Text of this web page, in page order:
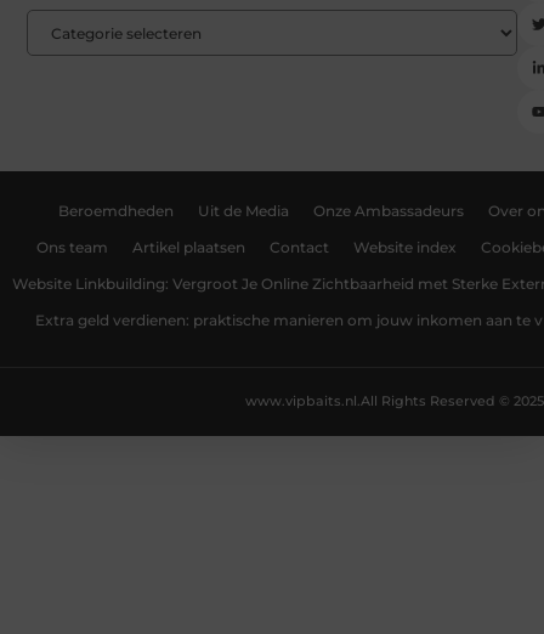
Beroemdheden Uit de Media Onze Ambassadeurs Over
Ons team Artikel plaatsen Contact Website index
Website Linkbuilding: Vergroot Je Online Zichtbaarheid met Sterke
Extra geld verdienen: praktische manieren om jouw inkomen aan te
All Rights Reserved © 2025
www.vipbaits.nl.